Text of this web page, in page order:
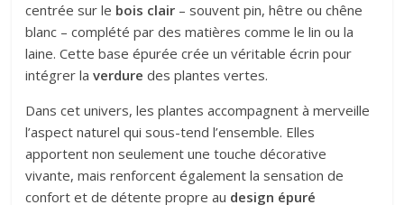
centrée sur le bois clair – souvent pin, hêtre ou chêne
blanc – complété par des matières comme le lin ou la
laine. Cette base épurée crée un véritable écrin pour
intégrer laverdure des plantes vertes.
Dans cet univers, les plantes accompagnent à merveille
l’aspect naturel qui sous-tend l’ensemble. Elles
apportent non seulement une touche décorative
vivante, mais renforcent également la sensation de
confort et de détente propre au design épuré